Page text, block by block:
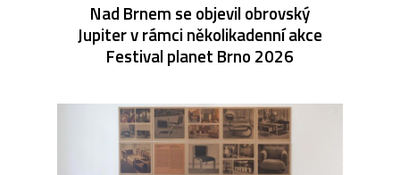
Nad Brnem se objevil obrovský
Jupiter v rámci několikadenní akce
Festival planet Brno 2026